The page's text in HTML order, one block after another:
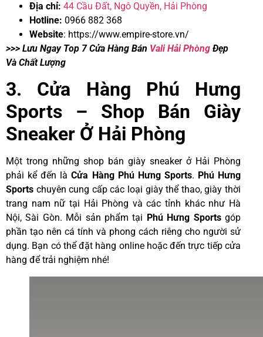
Địa chỉ: 44 Cầu Đất, Ngô Quyền, Hải Phòng
Hotline: 0966 882 368
Website: https://www.empire-store.vn/
>>> Lưu Ngay Top 7 Cửa Hàng Bán Vali Hải Phòng Đẹp
Và Chất Lượng
3. Cửa Hàng Phú Hưng
Sports – Shop Bán Giày
Sneaker Ở Hải Phòng
Một trong những shop bán giày sneaker ở Hải Phòng
phải kể đến làCửa HàngPhú Hưng Sports. Phú Hưng
Sports chuyên cung cấp các loại giày thể thao, giày thời
trang nam nữ tại Hải Phòng và các tỉnh khác như Hà
Nội, Sài Gòn. Mỗi sản phẩm tại Phú Hưng Sportsgóp
phần tạo nên cá tính và phong cách riêng cho người sử
dụng. Bạn có thể đặt hàng online hoặc đến trực tiếp cửa
hàng để trải nghiệm nhé!